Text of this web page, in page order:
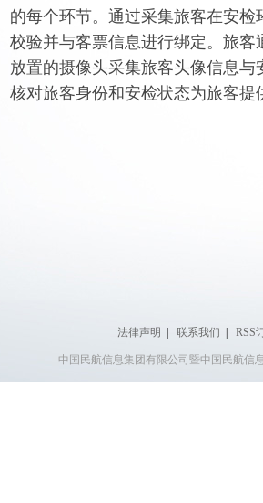
的每个环节。通过采集旅客在安
校验并与客票信息进行绑定。旅
放置的摄像头采集旅客头像信息
核对旅客身份和安检状态为旅客提
法律声明 联系我们 RSS
中国民航信息集团有限公司暨中国民航信